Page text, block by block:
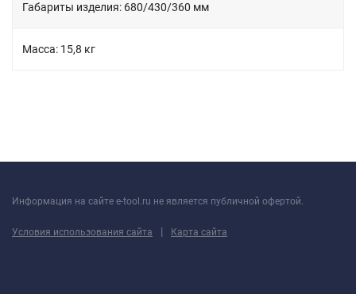
Габариты изделия: 680/430/360 мм
Масса: 15,8 кг
Информация на сайте e-tool.ru не является публичной офертой.
Условия использования сайта | Карта сайта